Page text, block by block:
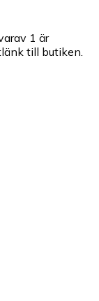
1 är
till butiken.